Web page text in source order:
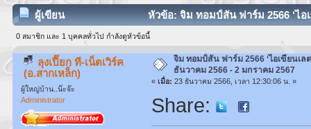
ผู้เขียน
หัวข้อ: จิม ทอมป์สัน ฟาร์ม 2566 ‘ไอ
ครั้ง)
0 สมาชิก และ 1 บุคคลทั่วไป กำลังดูหัวข้อนี้
ลุงเปี๊ยก ที-เน็ตเวิร์ค
(อ.สากเหล็ก)
ผู้ใหญ่บ้าน..น๊ะจ๊ะ
Administrator
จิม ทอมป์สัน ฟาร์ม 2566 ‘ไอเขียนเล
ธันวาคม 2566 - 2 มกราคม 2567
« เมื่อ: 23 ธันวาคม 2566, เวลา 12:30:06 น. »
Share: